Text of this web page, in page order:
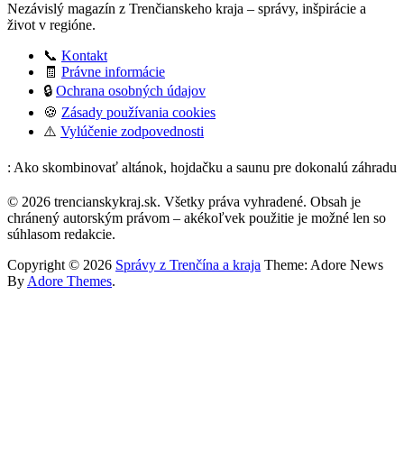
Nezávislý magazín z Trenčianskeho kraja – správy, inšpirácie a
život v regióne.
📞 Kontakt
🧾 Právne informácie
🔒 Ochrana osobných údajov
🍪 Zásady používania cookies
⚠️ Vylúčenie zodpovednosti
: Ako skombinovať altánok, hojdačku a saunu pre dokonalú záhradu
© 2026 trencianskykraj.sk. Všetky práva vyhradené. Obsah je
chránený autorským právom – akékoľvek použitie je možné len so
súhlasom redakcie.
Copyright © 2026 Správy z Trenčína a kraja Theme: Adore News
By Adore Themes.